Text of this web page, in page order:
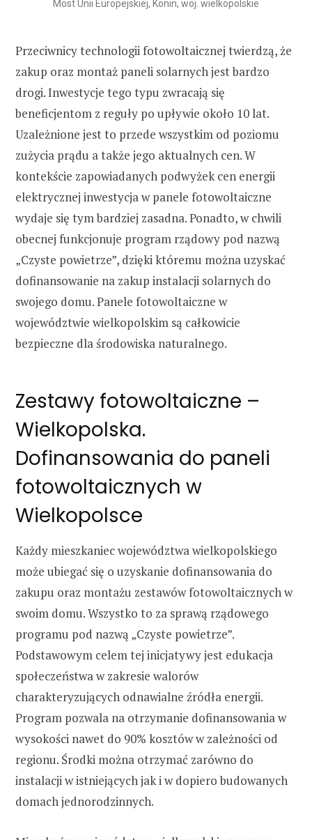
Most Unii Europejskiej, Konin, woj. wielkopolskie
Przeciwnicy technologii fotowoltaicznej twierdzą, że
zakup oraz montaż paneli solarnych jest bardzo
drogi. Inwestycje tego typu zwracają się
beneficjentom z reguły po upływie około 10 lat.
Uzależnione jest to przede wszystkim od poziomu
zużycia prądu a także jego aktualnych cen. W
kontekście zapowiadanych podwyżek cen energii
elektrycznej inwestycja w panele fotowoltaiczne
wydaje się tym bardziej zasadna. Ponadto, w chwili
obecnej funkcjonuje program rządowy pod nazwą
„Czyste powietrze”, dzięki któremu można uzyskać
dofinansowanie na zakup instalacji solarnych do
swojego domu. Panele fotowoltaiczne w
województwie wielkopolskim są całkowicie
bezpieczne dla środowiska naturalnego.
Zestawy fotowoltaiczne –
Wielkopolska.
Dofinansowania do paneli
fotowoltaicznych w
Wielkopolsce
Każdy mieszkaniec województwa wielkopolskiego
może ubiegać się o uzyskanie dofinansowania do
zakupu oraz montażu zestawów fotowoltaicznych w
swoim domu. Wszystko to za sprawą rządowego
programu pod nazwą „Czyste powietrze”.
Podstawowym celem tej inicjatywy jest edukacja
społeczeństwa w zakresie walorów
charakteryzujących odnawialne źródła energii.
Program pozwala na otrzymanie dofinansowania w
wysokości nawet do 90% kosztów w zależności od
regionu. Środki można otrzymać zarówno do
instalacji w istniejących jak i w dopiero budowanych
domach jednorodzinnych.